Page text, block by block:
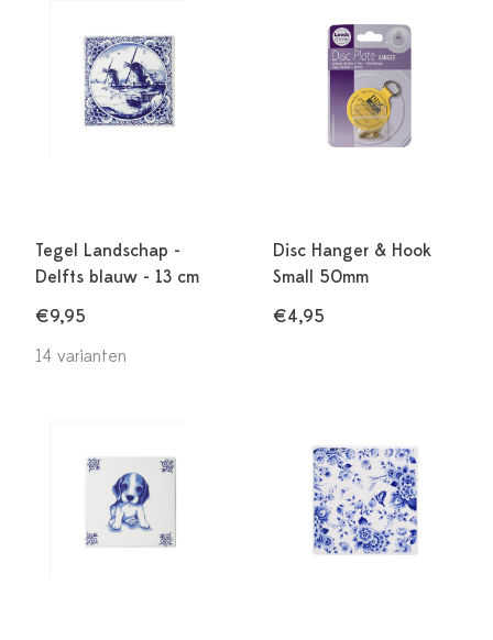
Tegel Landschap -
Delfts blauw - 13 cm
€9,95
14 varianten
Disc Hanger & Hook
Small 50mm
€4,95